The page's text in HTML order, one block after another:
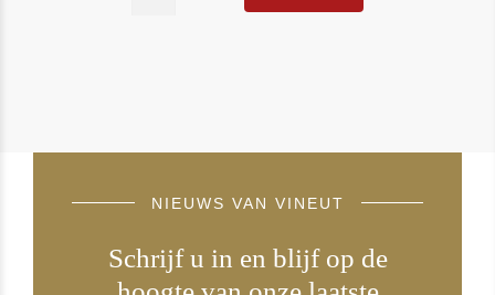
aantal
NIEUWS VAN VINEUT
Schrijf u in en blijf op de